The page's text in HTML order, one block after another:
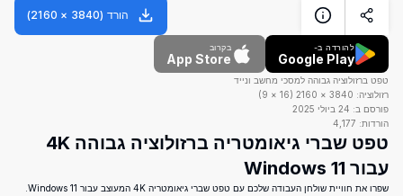
הורד (
3840
×
2160
)
להורדה ב-
Google Play
בקרוב
App Store
טפט ברזולוציה גבוהה למסכי מחשב ונייד
רזולוציה: 3840
×
2160
(
16
×
9
)
פורסם ב: 24 ביולי 2025
הורדות: 4,177
טפט שברי גיאומטריה ברזולוציה גבוהה 4K
עבור Windows 11